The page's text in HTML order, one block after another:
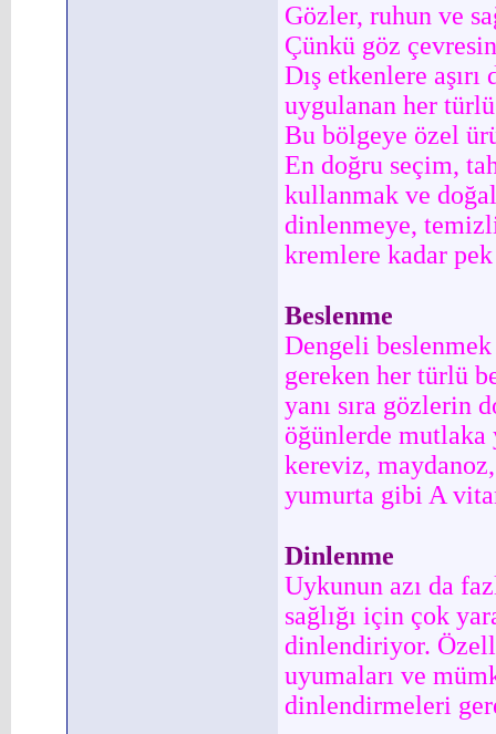
Gözler, ruhun ve
Çünkü göz
Dış etkenlere
uygulanan her
Bu bölgeye özel
En doğru seçim,
kullanmak ve
dinlenmeye,
kremlere kadar
Beslenme
Dengeli
gereken her türlü
yanı sıra gözlerin
öğünlerde mutlaka
kereviz,
yumurta gibi A
Dinlenme
Uykunun azı da
sağlığı için çok
dinlendiriyor.
uyumaları ve
dinlendirmeleri